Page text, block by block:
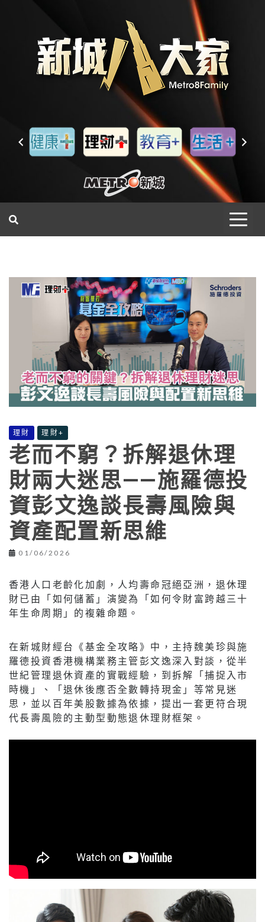
理財 理財+
老而不窮？拆解退休理
財兩大迷思——施羅德投
資彭文逸談長壽風險與
資產配置新思維
01/06/2026
香港人口老齡化加劇，人均壽命冠絕亞洲，退休理
財已由「如何儲蓄」演變為「如何令財富跨越三十
年生命周期」的複雜命題。
在新城財經台《基金全攻略》中，主持魏美珍與施
羅德投資香港機構業務主管彭文逸深入對談，從半
世紀管理退休資產的實戰經驗，到拆解「捕捉入市
時機」、「退休後應否全數轉持現金」等常見迷
思，並以百年美股數據為依據，提出一套更符合現
代長壽風險的主動型動態退休理財框架。